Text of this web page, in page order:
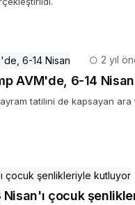
2 yıl
AVM'de, 6-14 Nisan
tatilini de kapsayan
çocuk